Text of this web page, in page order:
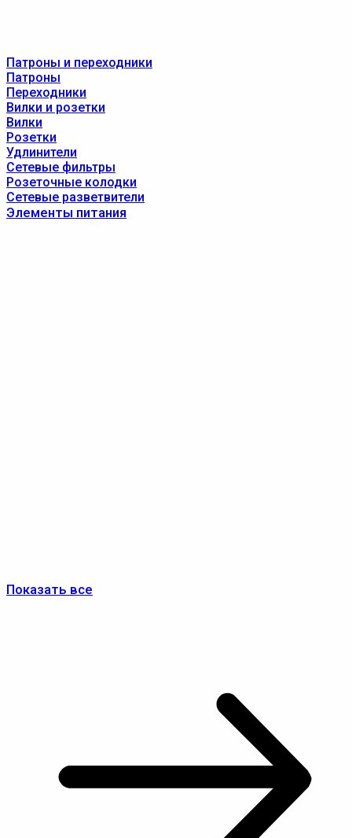
Патроны и переходники
Патроны
Переходники
Вилки и розетки
Вилки
Розетки
Удлинители
Сетевые фильтры
Розеточные колодки
Сетевые разветвители
Элементы питания
Показать все